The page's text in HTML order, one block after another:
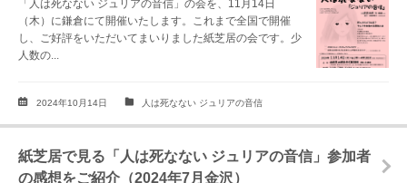
「人は死なない ジュリアの音信」の会を、11月14日
（木）に鎌倉にて開催いたします。これまで全国で開催
し、ご好評をいただいてまいりました紙芝居の会です。少
人数の...
2024年10月14日 人は死なない ジュリアの音信
紙芝居で見る「人は死なない ジュリアの音信」参加者
の感想をご紹介（2024年7月金沢）